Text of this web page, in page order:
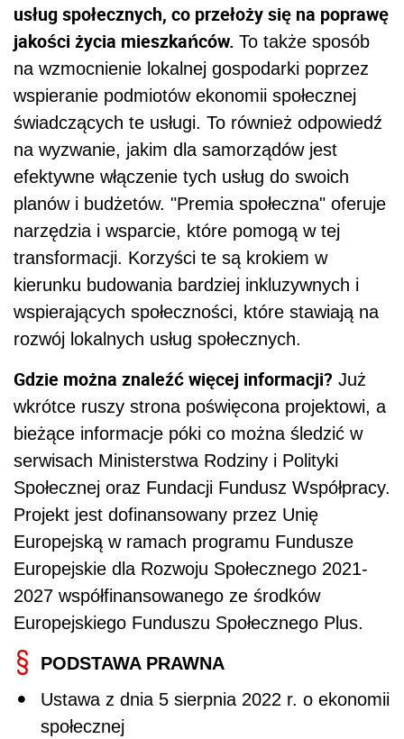
usług społecznych, co przełoży się na poprawę
jakości życia mieszkańców. To także sposób
na wzmocnienie lokalnej gospodarki poprzez
wspieranie podmiotów ekonomii społecznej
świadczących te usługi. To również odpowiedź
na wyzwanie, jakim dla samorządów jest
efektywne włączenie tych usług do swoich
planów i budżetów. "Premia społeczna" oferuje
narzędzia i wsparcie, które pomogą w tej
transformacji. Korzyści te są krokiem w
kierunku budowania bardziej inkluzywnych i
wspierających społeczności, które stawiają na
rozwój lokalnych usług społecznych.
Gdzie można znaleźć więcej informacji? Już
wkrótce ruszy strona poświęcona projektowi, a
bieżące informacje póki co można śledzić w
serwisach Ministerstwa Rodziny i Polityki
Społecznej oraz Fundacji Fundusz Współpracy.
Projekt jest dofinansowany przez Unię
Europejską w ramach programu Fundusze
Europejskie dla Rozwoju Społecznego 2021-
2027 współfinansowanego ze środków
Europejskiego Funduszu Społecznego Plus.
PODSTAWA PRAWNA
Ustawa z dnia 5 sierpnia 2022 r. o ekonomii
społecznej